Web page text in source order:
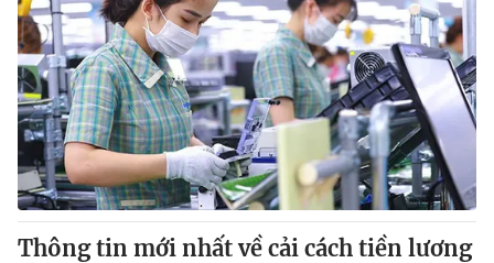
Thông tin mới nhất về cải cách tiền lương